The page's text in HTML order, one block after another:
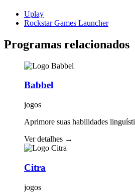
Uplay
Rockstar Games Launcher
Programas relacionados
Babbel
jogos
Aprimore suas habilidades
Ver detalhes →
Citra
jogos